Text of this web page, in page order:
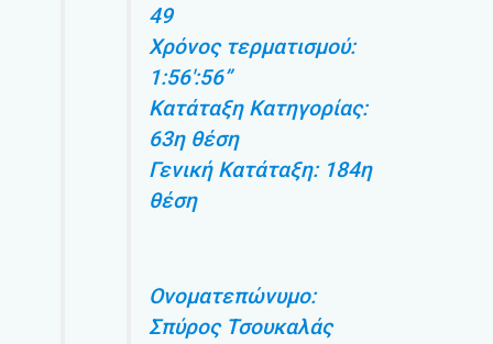
49
Χρόνος τερματισμού:
1:56′:56”
Κατάταξη Κατηγορίας:
63η θέση
Γενική Κατάταξη: 184η
θέση
Ονοματεπώνυμο:
Σπύρος Τσουκαλάς